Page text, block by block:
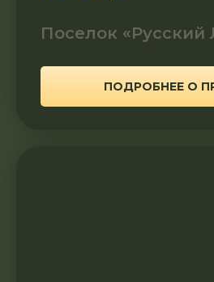
Поселок «Русский
ПОДРОБНЕЕ О